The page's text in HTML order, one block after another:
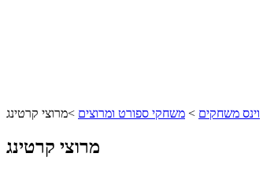
וינס משחקים > משחקי ספורט ומרוצים >מרוצי קרטינג
מרוצי קרטינג